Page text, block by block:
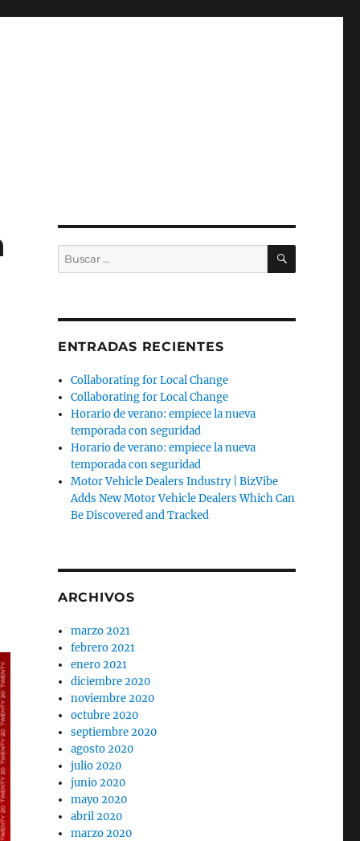
Buscar
por:
BUSCAR
ENTRADAS RECIENTES
Collaborating for Local Change
Collaborating for Local Change
Horario de verano: empiece la nueva
temporada con seguridad
Horario de verano: empiece la nueva
temporada con seguridad
Motor Vehicle Dealers Industry | BizVibe
Adds New Motor Vehicle Dealers Which Can
Be Discovered and Tracked
ARCHIVOS
marzo 2021
febrero 2021
enero 2021
diciembre 2020
noviembre 2020
octubre 2020
septiembre 2020
agosto 2020
julio 2020
junio 2020
mayo 2020
abril 2020
marzo 2020